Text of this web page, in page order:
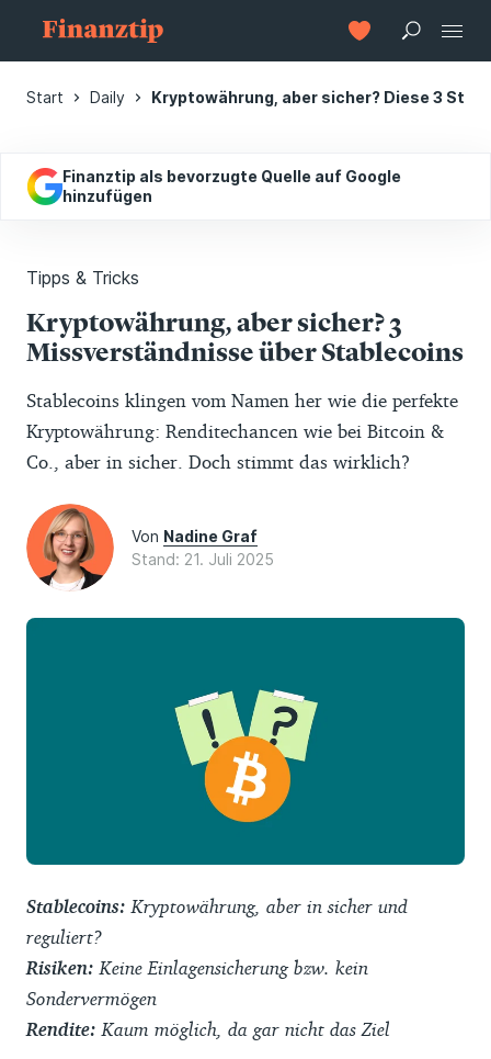
Start Daily Kryptowährung, aber sicher? Diese 3
Finanztip als bevorzugte Quelle auf Google
hinzufügen
Tipps & Tricks
Kryptowährung, aber sicher? 3
Missverständnisse über Stablecoins
Stablecoins klingen vom Namen her wie die perfekte
Kryptowährung: Renditechancen wie bei Bitcoin &
Co., aber in sicher. Doch stimmt das wirklich?
Von Nadine Graf
Stand: 21. Juli 2025
Stablecoins: Kryptowährung, aber in sicher und
reguliert?
Risiken: Keine Einlagensicherung bzw. kein
Sondervermögen
Rendite: Kaum möglich, da gar nicht das Ziel